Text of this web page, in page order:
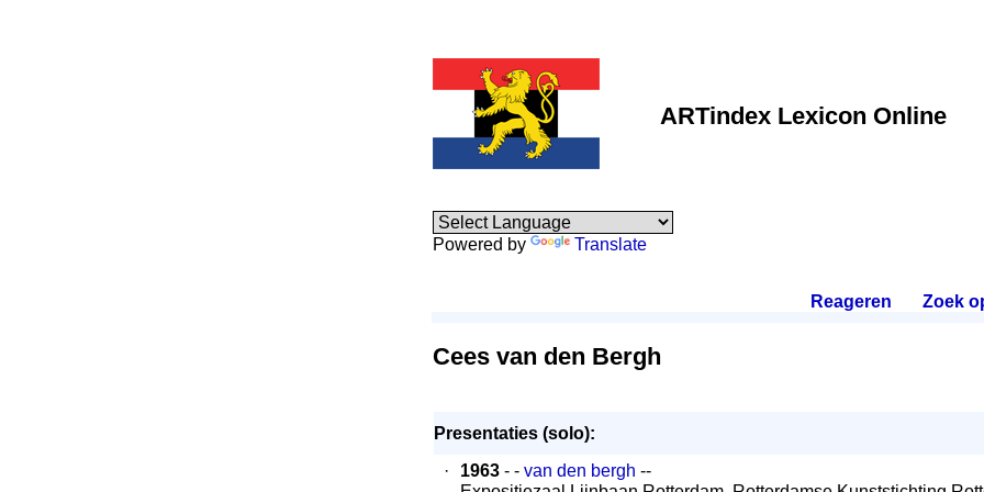
ARTindex Lexicon Online
Powered by Translate
Reageren Zoek
Cees van den Bergh
Presentaties (solo):
·
1963 - - van den bergh --